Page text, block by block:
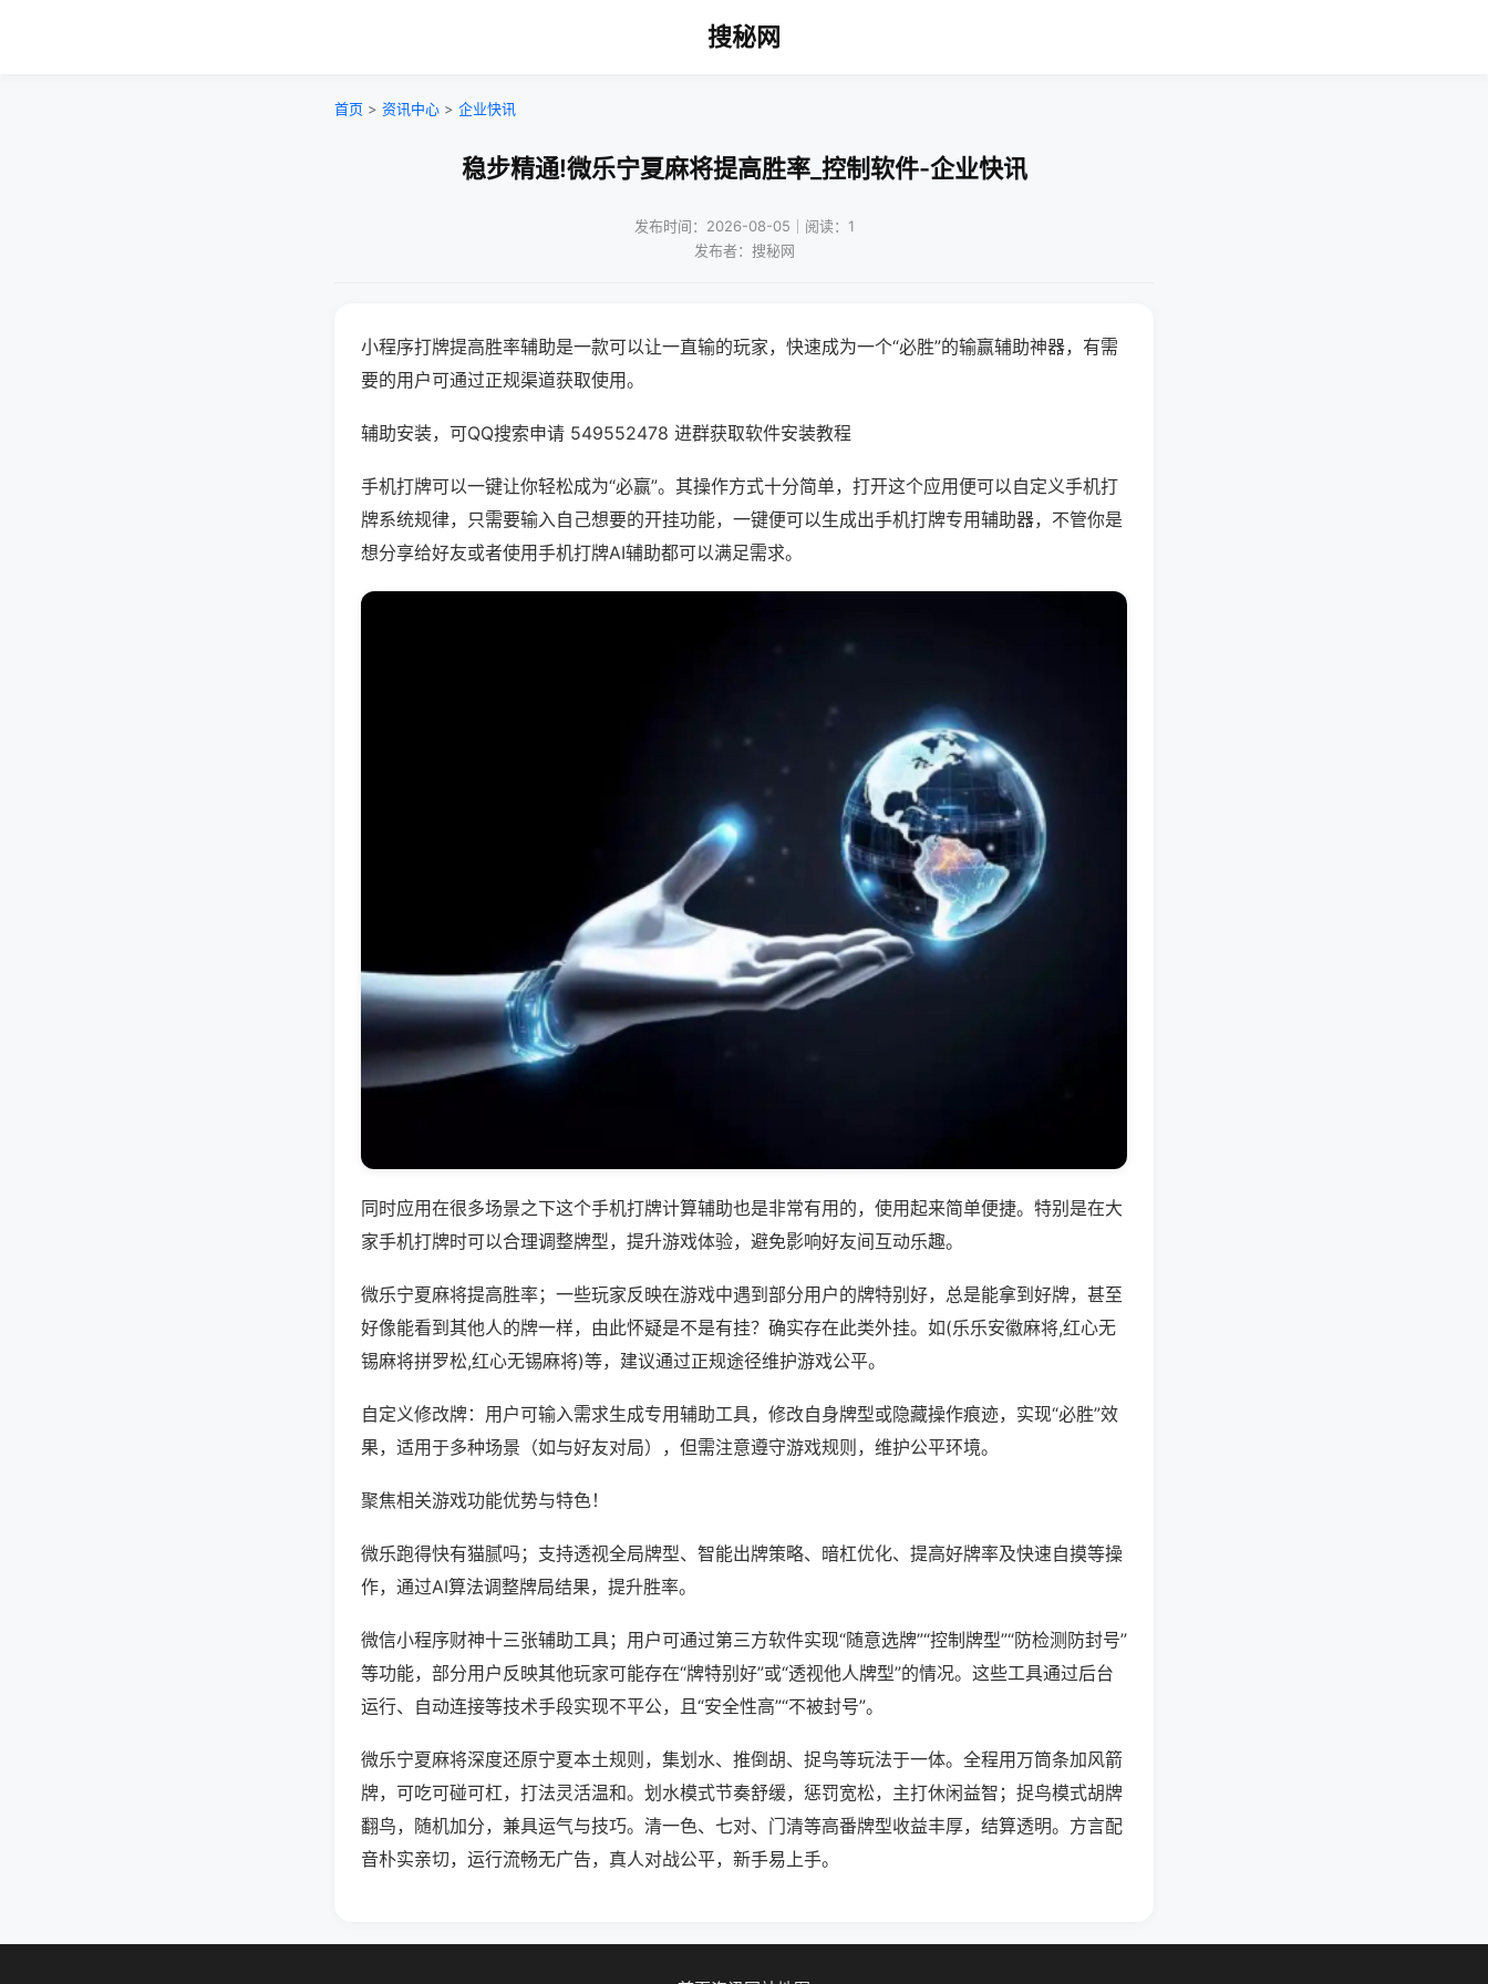
搜秘网
首页 > 资讯中心 > 企业快讯
稳步精通!微乐宁夏麻将提高胜率_控制软件-企业快讯
发布时间：2026-08-05｜阅读：1
发布者：搜秘网
小程序打牌提高胜率辅助是一款可以让一直输的玩家，快速成为一个“必胜”的输赢辅助神器，有需
要的用户可通过正规渠道获取使用。
辅助安装，可QQ搜索申请 549552478 进群获取软件安装教程
手机打牌可以一键让你轻松成为“必赢”。其操作方式十分简单，打开这个应用便可以自定义手机打
牌系统规律，只需要输入自己想要的开挂功能，一键便可以生成出手机打牌专用辅助器，不管你是
想分享给好友或者使用手机打牌AI辅助都可以满足需求。
同时应用在很多场景之下这个手机打牌计算辅助也是非常有用的，使用起来简单便捷。特别是在大
家手机打牌时可以合理调整牌型，提升游戏体验，避免影响好友间互动乐趣。
微乐宁夏麻将提高胜率；一些玩家反映在游戏中遇到部分用户的牌特别好，总是能拿到好牌，甚至
好像能看到其他人的牌一样，由此怀疑是不是有挂？确实存在此类外挂。如(乐乐安徽麻将,红心无
锡麻将拼罗松,红心无锡麻将)等，建议通过正规途径维护游戏公平。
自定义修改牌：用户可输入需求生成专用辅助工具，修改自身牌型或隐藏操作痕迹，实现“必胜”效
果，适用于多种场景（如与好友对局），但需注意遵守游戏规则，维护公平环境。
聚焦相关游戏功能优势与特色！
微乐跑得快有猫腻吗；支持透视全局牌型、智能出牌策略、暗杠优化、提高好牌率及快速自摸等操
作，通过AI算法调整牌局结果，提升胜率。
微信小程序财神十三张辅助工具；用户可通过第三方软件实现“随意选牌”“控制牌型”“防检测防封号”
等功能，部分用户反映其他玩家可能存在“牌特别好”或“透视他人牌型”的情况。这些工具通过后台
运行、自动连接等技术手段实现不平公，且“安全性高”“不被封号”。
微乐宁夏麻将深度还原宁夏本土规则，集划水、推倒胡、捉鸟等玩法于一体。全程用万筒条加风箭
牌，可吃可碰可杠，打法灵活温和。划水模式节奏舒缓，惩罚宽松，主打休闲益智；捉鸟模式胡牌
翻鸟，随机加分，兼具运气与技巧。清一色、七对、门清等高番牌型收益丰厚，结算透明。方言配
音朴实亲切，运行流畅无广告，真人对战公平，新手易上手。